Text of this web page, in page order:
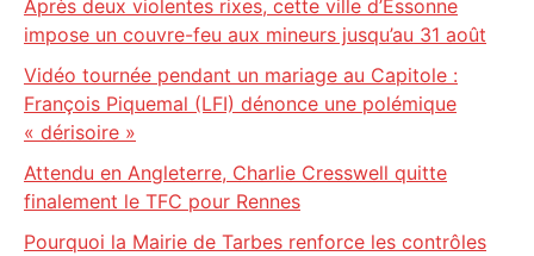
Après deux violentes rixes, cette ville d’Essonne
impose un couvre-feu aux mineurs jusqu’au 31 août
Vidéo tournée pendant un mariage au Capitole :
François Piquemal (LFI) dénonce une polémique
« dérisoire »
Attendu en Angleterre, Charlie Cresswell quitte
finalement le TFC pour Rennes
Pourquoi la Mairie de Tarbes renforce les contrôles